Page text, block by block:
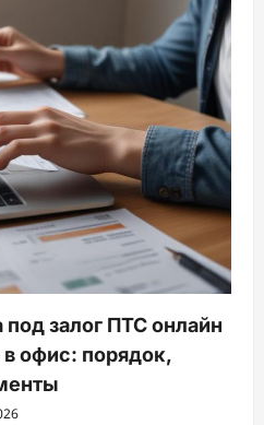
залог ПТС онлайн
в офис: порядок,